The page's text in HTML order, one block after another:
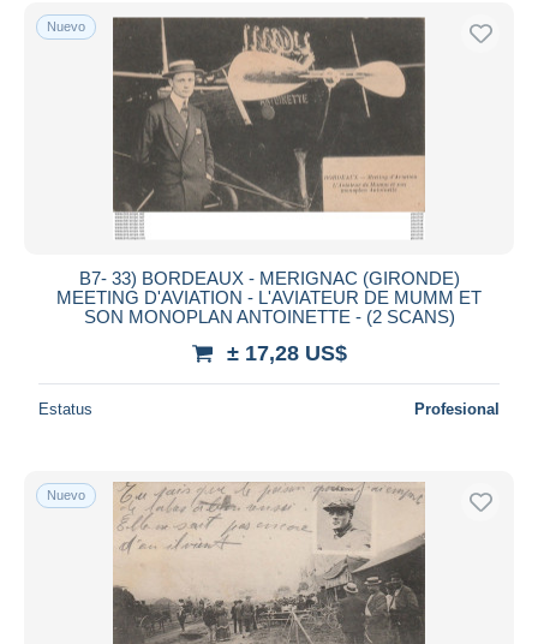
Sólo con descuento
Envío gratis
Métodos de pago
PayPal
Transferencia bancaria
Mastercard
Bancontact
iDeal
Maestro
Aplicar
Nuevo
B7- 33) BORDEAUX - MERIGNAC (GIRONDE)
MEETING D'AVIATION - L'AVIATEUR DE MUMM ET
SON MONOPLAN ANTOINETTE - (2 SCANS)
± 17,28 US$
Estatus Profesional
Nuevo